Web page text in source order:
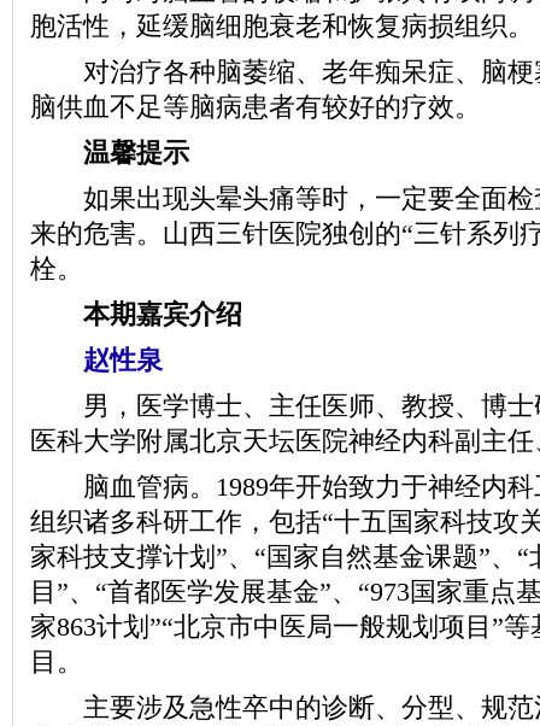
胞活性，延缓脑细胞衰老和恢复病损组织。
对治疗各种脑萎缩、老年痴呆症、脑梗
脑供血不足等脑病患者有较好的疗效。
温馨提示
如果出现头晕头痛等时，一定要全面检
来的危害。山西三针医院独创的“三针系列
栓。
本期嘉宾介绍
赵性泉
男，医学博士、主任医师、教授、博士
医科大学附属北京天坛医院神经内科副主
脑血管病。1989年开始致力于神经内科
组织诸多科研工作，包括“十五国家科技攻
家科技支撑计划”、“国家自然基金课题”、
目”、“首都医学发展基金”、“973国家重点
家863计划”“北京市中医局一般规划项目”
目。
主要涉及急性卒中的诊断、分型、规范